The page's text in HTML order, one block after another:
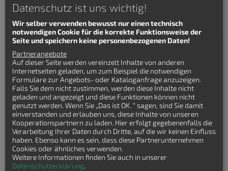
Alle Grundrisse Einfamilienhaus
Keinen passenden Einfamilienhaus
Grundriss gefunden?
Lasssen Sie sich kostenfrei Einfamilienhaus
Grundrisse von Hausbaufirmen senden!
Datenschutz ist uns wichtig!
Wir selber verwenden bewusst nur einen technisch
notwendigen Cookie für die korrekte Funktionsweise der
Seite und speichern keine personenbezogenen Daten!
Partnerangebote
Auf dieser Seite werden vereinzelt Inhalte von anderen
Internetseiten geladen, um zum Beispiel die notwendigen
Formulare zur Angebots- oder Kataloganfrage anzuzeigen.
Falls Sie dem nicht zustimmen, werden diese Inhalte nicht
geladen und angezeigt und diese Funktionen können nicht
genutzt werden. Wenn Sie „Das ist OK. “ sagen, sind Sie damit
einverstanden und erlauben uns, diese Inhalte von unseren
Kooperationspartnern zu laden. Hier erfolgt gegebenenfalls die
Verarbeitung Ihrer Daten durch Dritte, auf die wir keinen Einfluss
haben. Ebenso kann es sein, dass diese Partnerunternehmen
Cookies oder ähnliches verwenden.
Weitere Informationen finden Sie auch in unserer
Datenschutzerklärung.